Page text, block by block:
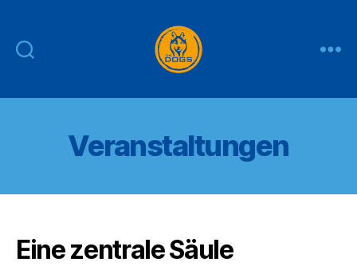
DOGS
Veranstaltungen
Eine zentrale Säule